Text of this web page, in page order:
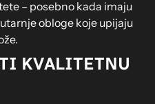
– posebno kada imaju
obloge koje upijaju
KVALITETNU